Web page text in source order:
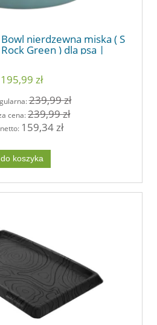
nierdzewna miska ( S
Green ) dla psa |
195,99 zł
239,99 zł
cena:239,99 zł
159,34 zł
do koszyka